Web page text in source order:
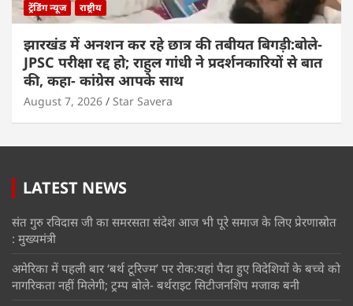
ट्रेंडिंग न्यूज राष्ट्रीय
झारखंड में अनशन कर रहे छात्र की तबीयत बिगड़ी:बोले-
JPSC परीक्षा रद्द हो; राहुल गांधी ने प्रदर्शनकारियों से बात
की, कहा- कांग्रेस आपके साथ
August 7, 2026 Star Savera
LATEST NEWS
संत गुरु रविदास जी का समरसता संदेश आज भी पूरे समाज के लिए प्रेरणास्रोत
: मुख्यमंत्री
अमेरिका में पहली बार ‘बर्थ टूरिज्म’ पर रोक:यहां पैदा हुए विदेशियों के बच्चे को
नागरिकता नहीं मिलेगी; ट्रम्प बोले- बर्थराइट सिटीजनशिप मजाक बनी